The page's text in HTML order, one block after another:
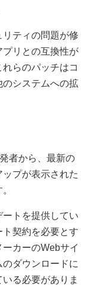
ティの問題が修
リとの互換性が
らのパッチはコ
のシステムへの拡
者から、最新の
プが表示された
トを提供してい
契約を必要とす
カーのWebサイ
のダウンロードに
る必要がありま